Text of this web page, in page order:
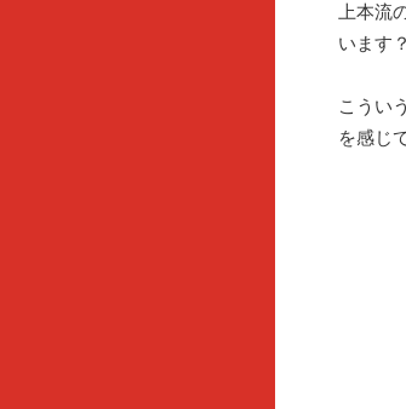
上本流
います
こうい
を感じ